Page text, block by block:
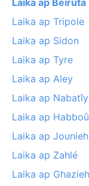
Laika ap Tripole
Laika ap Sidon
Laika ap Tyre
Laika ap Aley
Laika ap
Laika ap
Laika ap Jounieh
Laika ap Zahlé
Laika ap Ghazieh